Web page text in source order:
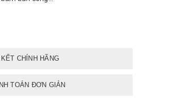
CHÍNH HÃNG
TOÁN ĐƠN GIẢN